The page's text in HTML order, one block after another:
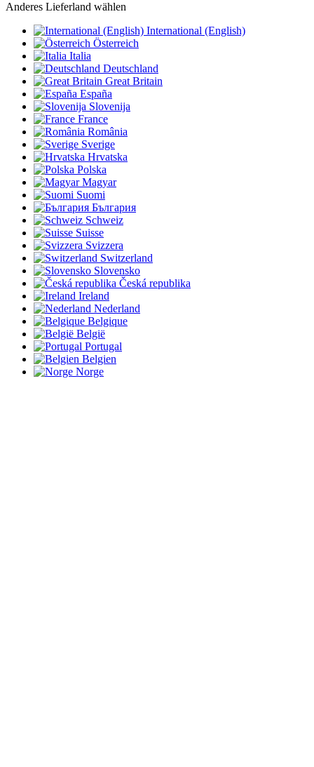
Anderes Lieferland wählen
International (English)
Österreich
Italia
Deutschland
Great Britain
España
Slovenija
France
România
Sverige
Hrvatska
Polska
Magyar
Suomi
България
Schweiz
Suisse
Svizzera
Switzerland
Slovensko
Česká republika
Ireland
Nederland
Belgique
België
Portugal
Belgien
Norge